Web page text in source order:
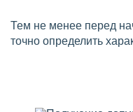
Тем не менее перед
точно определить